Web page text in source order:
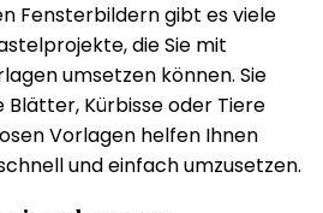
Fensterbildern gibt es viele
die Sie mit
umsetzen können. Sie
Blätter, Kürbisse oder Tiere
Vorlagen helfen Ihnen
und einfach umzusetzen.